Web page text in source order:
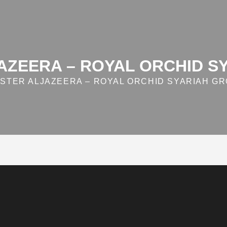
– ROYAL ORCHID
ALJAZEERA – ROYAL ORCHID SYARIAH